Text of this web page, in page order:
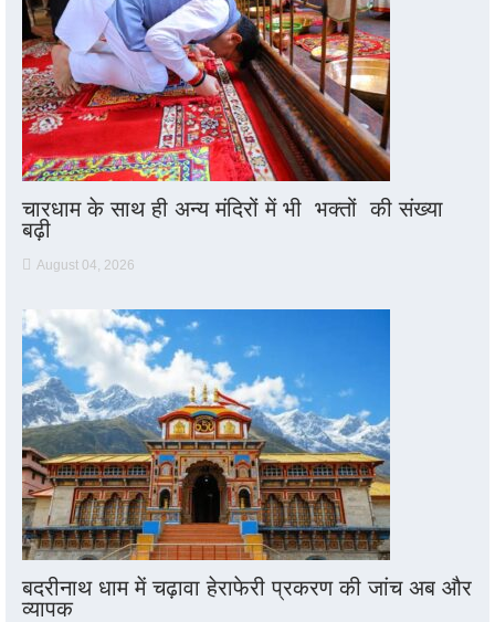
चारधाम के साथ ही अन्य मंदिरों में भी भक्तों की संख्या
बढ़ी
August 04, 2026
बदरीनाथ धाम में चढ़ावा हेराफेरी प्रकरण की जांच अब और
व्यापक